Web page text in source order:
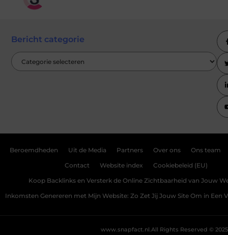
Bericht categorie
Beroemdheden Uit de Media Partners Over ons Ons team
Contact Website index Cookiebeleid (EU)
Koop Backlinks en Versterk de Online Zichtbaarheid van Jouw
Inkomsten Genereren met Mijn Website: Zo Zet Jij Jouw Site Om in Een
All Rights Reserved © 2025
www.snapfact.nl.